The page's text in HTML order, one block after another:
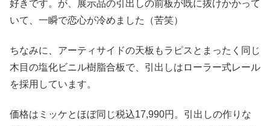
好きです。が、展示品の引出しの前板が既に抜けかかって
いて、一瞬で恋心が冷めました（苦笑）
ちなみに、アーティサイドの天板もラピスとまったく同じ
木目の塩化ビニル樹脂合板で、引出しはローラー式レール
を採用しています。
価格はミッケとほぼ同じ税込17,990円。引出しの作りな